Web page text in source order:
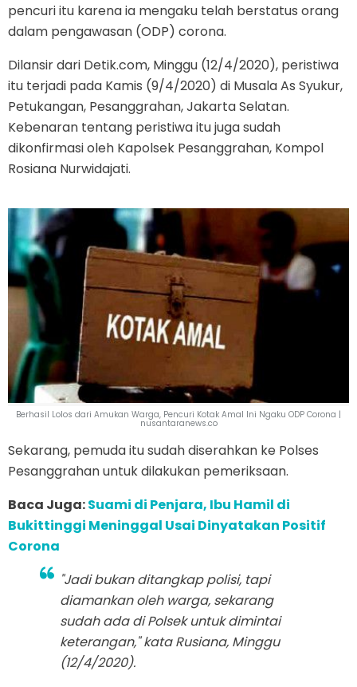
pencuri itu karena ia mengaku telah berstatus orang
dalam pengawasan (ODP) corona.
Dilansir dari Detik.com, Minggu (12/4/2020), peristiwa
itu terjadi pada Kamis (9/4/2020) di Musala As Syukur,
Petukangan, Pesanggrahan, Jakarta Selatan.
Kebenaran tentang peristiwa itu juga sudah
dikonfirmasi oleh Kapolsek Pesanggrahan, Kompol
Rosiana Nurwidajati.
Berhasil Lolos dari Amukan Warga, Pencuri Kotak Amal Ini Ngaku ODP Corona |
nusantaranews.co
Sekarang, pemuda itu sudah diserahkan ke Polses
Pesanggrahan untuk dilakukan pemeriksaan.
Baca Juga:Suami di Penjara, Ibu Hamil di
Bukittinggi Meninggal Usai Dinyatakan Positif
Corona
"Jadi bukan ditangkap polisi, tapi
diamankan oleh warga, sekarang
sudah ada di Polsek untuk dimintai
keterangan," kata Rusiana, Minggu
(12/4/2020).